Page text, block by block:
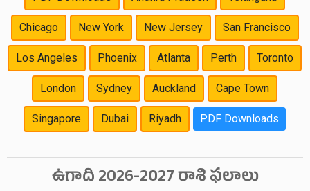
Chicago New York New Jersey San Francisco
Los Angeles Phoenix Atlanta Perth Toronto
London Sydney Auckland Cape Town
Singapore Dubai Riyadh PDF Downloads
ఉగాది 2026-2027 రాశి ఫలాలు